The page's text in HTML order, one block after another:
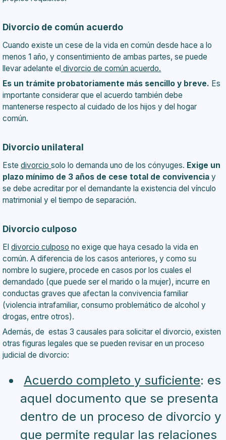
Divorcio de común acuerdo
Cuando existe un cese de la vida en común desde hace a lo
menos 1 año, y consentimiento de ambas partes, se puede
llevar adelante el divorcio de común acuerdo.
Es un trámite probatoriamente más sencillo y breve. Es
importante considerar que el acuerdo también debe
mantenerse respecto al cuidado de los hijos y del hogar
común.
Divorcio unilateral
Estedivorciosolo lo demanda uno de los cónyuges. Exige un
plazo mínimo de 3 años de cese total de convivencia y
se debe acreditar por el demandante la existencia del vínculo
matrimonial y el tiempo de separación.
Divorcio culposo
Eldivorcio culposo no exige que haya cesado la vida en
común. A diferencia de los casos anteriores, y como su
nombre lo sugiere, procede en casos por los cuales el
demandado (que puede ser el marido o la mujer), incurre en
conductas graves que afectan la convivencia familiar
(violencia intrafamiliar, consumo problemático de alcohol y
drogas, entre otros).
Además, de estas 3 causales para solicitar el divorcio, existen
otras figuras legales que se pueden revisar en un proceso
judicial de divorcio:
Acuerdo completo y suficiente: es
aquel documento que se presenta
dentro de un proceso de divorcio y
que permite regular las relaciones